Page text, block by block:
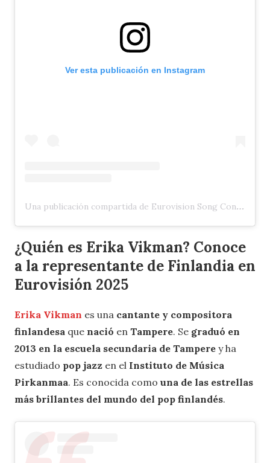
Ver esta publicación en Instagram
Una publicación compartida de Eurovision Song Contest (@eurovision)
¿Quién es Erika Vikman? Conoce
a la representante de Finlandia en
Eurovisión 2025
Erika Vikman es una cantante y compositora
finlandesa que nació en Tampere. Se graduó en
2013 en la escuela secundaria de Tampere y ha
estudiado pop jazz en el Instituto de Música
Pirkanmaa. Es conocida como una de las estrellas
más brillantes del mundo del pop finlandés.